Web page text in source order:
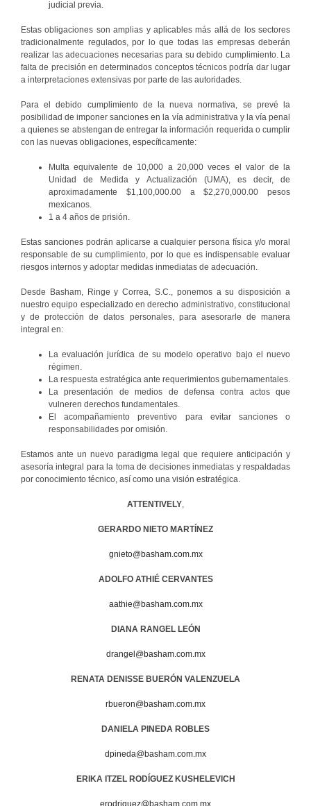
judicial previa.
Estas obligaciones son amplias y aplicables más allá de los sectores
tradicionalmente regulados, por lo que todas las empresas deberán
realizar las adecuaciones necesarias para su debido cumplimiento. La
falta de precisión en determinados conceptos técnicos podría dar lugar
a interpretaciones extensivas por parte de las autoridades.
Para el debido cumplimiento de la nueva normativa, se prevé la
posibilidad de imponer sanciones en la vía administrativa y la vía penal
a quienes se abstengan de entregar la información requerida o cumplir
con las nuevas obligaciones, específicamente:
Multa equivalente de 10,000 a 20,000 veces el valor de la
Unidad de Medida y Actualización (UMA), es decir, de
aproximadamente $1,100,000.00 a $2,270,000.00 pesos
mexicanos.
1 a 4 años de prisión.
Estas sanciones podrán aplicarse a cualquier persona física y/o moral
responsable de su cumplimiento, por lo que es indispensable evaluar
riesgos internos y adoptar medidas inmediatas de adecuación.
Desde Basham, Ringe y Correa, S.C., ponemos a su disposición a
nuestro equipo especializado en derecho administrativo, constitucional
y de protección de datos personales, para asesorarle de manera
integral en:
La evaluación jurídica de su modelo operativo bajo el nuevo
régimen.
La respuesta estratégica ante requerimientos gubernamentales.
La presentación de medios de defensa contra actos que
vulneren derechos fundamentales.
El acompañamiento preventivo para evitar sanciones o
responsabilidades por omisión.
Estamos ante un nuevo paradigma legal que requiere anticipación y
asesoría integral para la toma de decisiones inmediatas y respaldadas
por conocimiento técnico, así como una visión estratégica.
ATTENTIVELY,
GERARDO NIETO MARTÍNEZ
gnieto@basham.com.mx
ADOLFO ATHIÉ CERVANTES
aathie@basham.com.mx
DIANA RANGEL LEÓN
drangel@basham.com.mx
RENATA DENISSE BUERÓN VALENZUELA
rbueron@basham.com.mx
DANIELA PINEDA ROBLES
dpineda@basham.com.mx
ERIKA ITZEL RODÍGUEZ KUSHELEVICH
erodriguez@basham.com.mx